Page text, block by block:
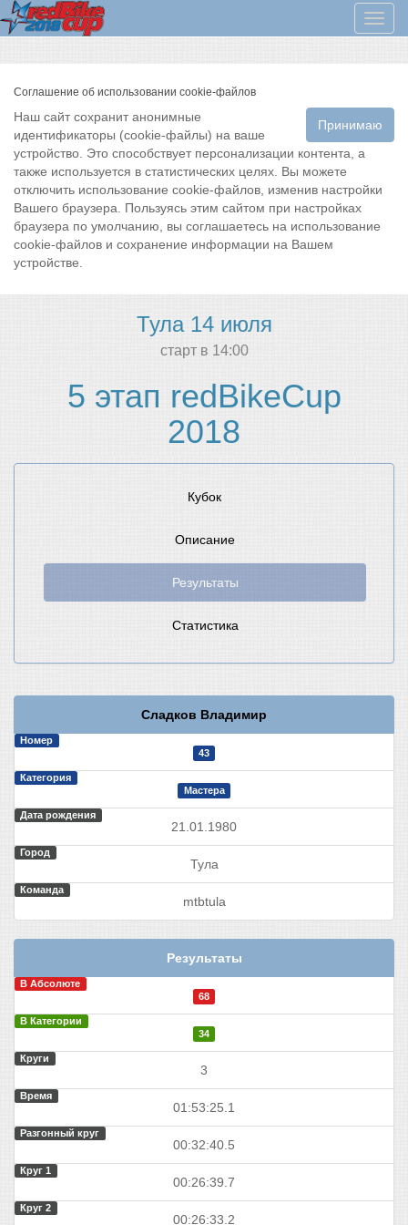
Меню
Соглашение об использовании cookie-файлов
Принимаю
Наш сайт сохранит анонимные
идентификаторы (cookie-файлы) на ваше
устройство. Это способствует персонализации контента, а
также используется в статистических целях. Вы можете
отключить использование cookie-файлов, изменив настройки
Вашего браузера. Пользуясь этим сайтом при настройках
браузера по умолчанию, вы соглашаетесь на использование
cookie-файлов и сохранение информации на Вашем
устройстве.
Тула 14 июля
cтарт в 14:00
5 этап redBikeCup
2018
Кубок
Описание
Результаты
Статистика
Сладков Владимир
Номер
43
Категория
Мастера
Дата рождения
21.01.1980
Город
Тула
Команда
mtbtula
Результаты
В Абсолюте
68
В Категории
34
Круги
3
Время
01:53:25.1
Разгонный круг
00:32:40.5
Круг 1
00:26:39.7
Круг 2
00:26:33.2